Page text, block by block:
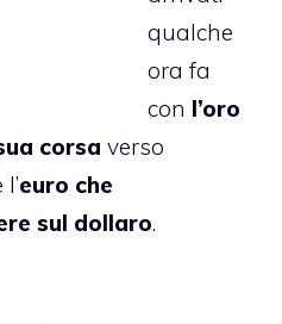
qualche
ora fa
con l’oro
corsa verso
euro che
sul dollaro.